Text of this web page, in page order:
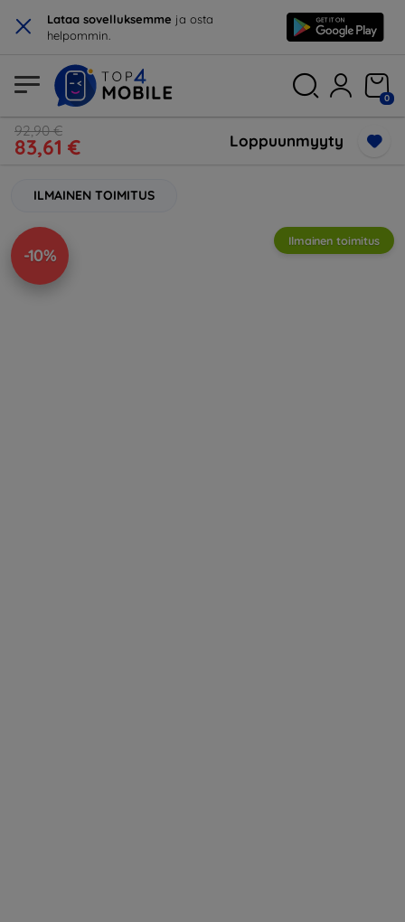
× Lataa sovelluksemme ja osta
helpommin.
0
92,90 €
83,61 € Loppuunmyyty
ILMAINEN TOIMITUS
-10%
Ilmainen toimitus